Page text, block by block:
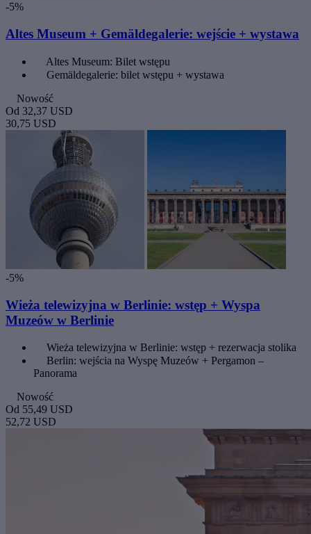
-5%
Altes Museum + Gemäldegalerie: wejście + wystawa
Altes Museum: Bilet wstępu
Gemäldegalerie: bilet wstępu + wystawa
Nowość
Od 32,37 USD
30,75 USD
-5%
Wieża telewizyjna w Berlinie: wstęp + Wyspa
Muzeów w Berlinie
Wieża telewizyjna w Berlinie: wstęp + rezerwacja stolika
Berlin: wejścia na Wyspę Muzeów + Pergamon –
Panorama
Nowość
Od 55,49 USD
52,72 USD